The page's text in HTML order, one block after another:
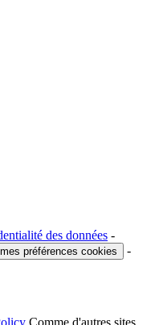
des données -
préférences cookies
-
Comme d'autres sites